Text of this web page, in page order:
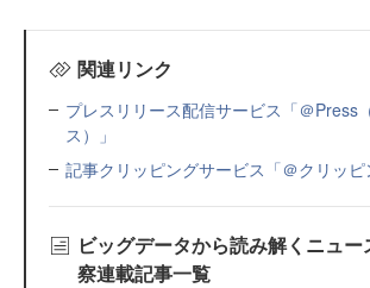
関連リンク
プレスリリース配信サービス「＠Press
ス）」
記事クリッピングサービス「＠クリッピ
ビッグデータから読み解くニュ
察連載記事一覧